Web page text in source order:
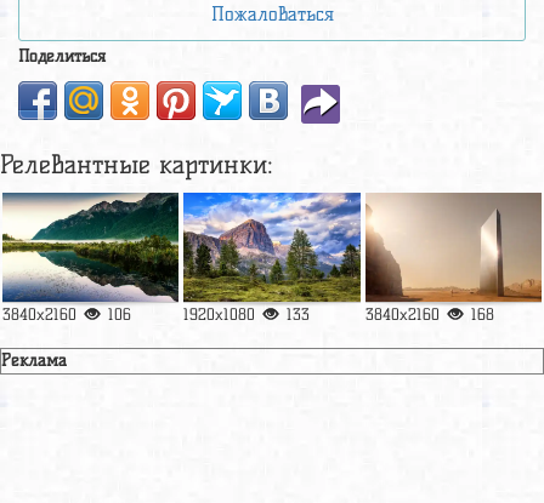
Пожаловаться
Поделиться
Релевантные картинки:
3840x2160 106 1920x1080 133 3840x2160 168
Реклама